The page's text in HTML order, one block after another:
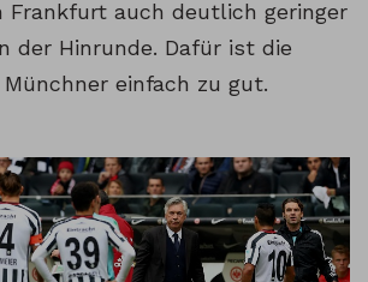
Frankfurt auch deutlich geringer
der Hinrunde. Dafür ist die
einfach zu gut.